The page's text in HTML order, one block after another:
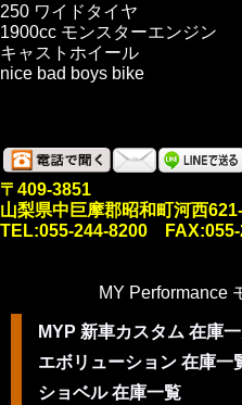
250 ワイドタイヤ
1900cc モンスターエンジン
キャストホイール
nice bad boys bike
〒409-3851
山梨県中巨摩郡昭和町河西
TEL:055-244-8200 FAX:055-
MY Performance
MYP 新車カスタム 在庫
エボリューション 在庫一
ショベル 在庫一覧